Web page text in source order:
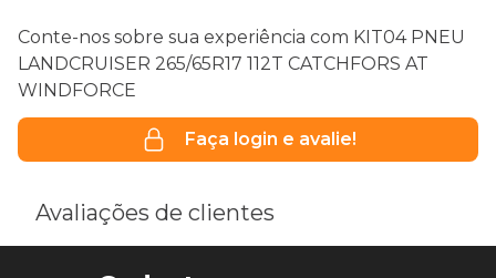
Conte-nos sobre sua experiência com KIT04 PNEU
LANDCRUISER 265/65R17 112T CATCHFORS AT
WINDFORCE
Faça login e avalie!
Avaliações de clientes